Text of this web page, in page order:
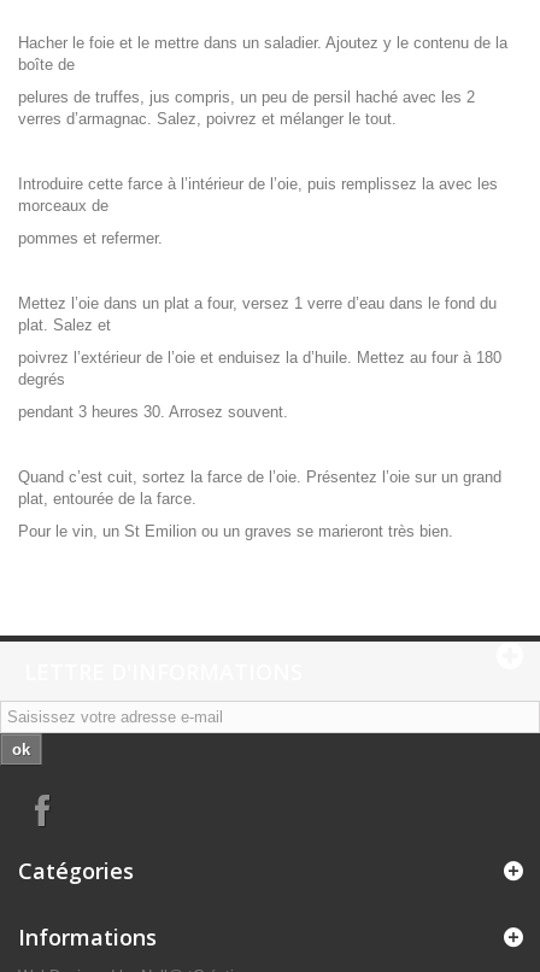
Hacher le foie et le mettre dans un saladier. Ajoutez y le contenu de la
boîte de
pelures de truffes, jus compris, un peu de persil haché avec les 2
verres d’armagnac. Salez, poivrez et mélanger le tout.
Introduire cette farce à l’intérieur de l’oie, puis remplissez la avec les
morceaux de
pommes et refermer.
Mettez l’oie dans un plat a four, versez 1 verre d’eau dans le fond du
plat. Salez et
poivrez l’extérieur de l’oie et enduisez la d’huile. Mettez au four à 180
degrés
pendant 3 heures 30. Arrosez souvent.
Quand c’est cuit, sortez la farce de l’oie. Présentez l’oie sur un grand
plat, entourée de la farce.
Pour le vin, un St Emilion ou un graves se marieront très bien.
ok
Catégories
Informations